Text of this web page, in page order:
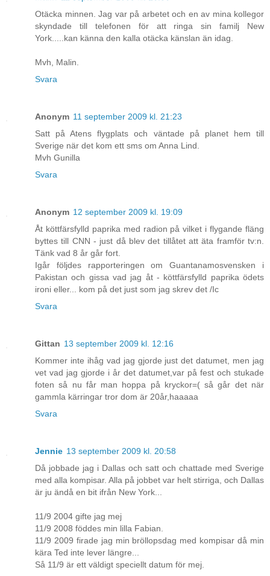
Otäcka minnen. Jag var på arbetet och en av mina kollegor
skyndade till telefonen för att ringa sin familj New
York.....kan känna den kalla otäcka känslan än idag.
Mvh, Malin.
Svara
Anonym 11 september 2009 kl. 21:23
Satt på Atens flygplats och väntade på planet hem till
Sverige när det kom ett sms om Anna Lind.
Mvh Gunilla
Svara
Anonym 12 september 2009 kl. 19:09
Åt köttfärsfylld paprika med radion på vilket i flygande fläng
byttes till CNN - just då blev det tillåtet att äta framför tv:n.
Tänk vad 8 år går fort.
Igår följdes rapporteringen om Guantanamosvensken i
Pakistan och gissa vad jag åt - köttfärsfylld paprika ödets
ironi eller... kom på det just som jag skrev det /Ic
Svara
Gittan 13 september 2009 kl. 12:16
Kommer inte ihåg vad jag gjorde just det datumet, men jag
vet vad jag gjorde i år det datumet,var på fest och stukade
foten så nu får man hoppa på kryckor=( så går det när
gammla kärringar tror dom är 20år,haaaaa
Svara
Jennie 13 september 2009 kl. 20:58
Då jobbade jag i Dallas och satt och chattade med Sverige
med alla kompisar. Alla på jobbet var helt stirriga, och Dallas
är ju ändå en bit ifrån New York...
11/9 2004 gifte jag mej
11/9 2008 föddes min lilla Fabian.
11/9 2009 firade jag min bröllopsdag med kompisar då min
kära Ted inte lever längre...
Så 11/9 är ett väldigt speciellt datum för mej.